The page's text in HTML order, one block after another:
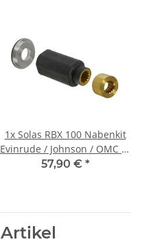
1x Solas RBX 100 Nabenkit
Evinrude / Johnson / OMC BJ
91-94 für 90-300 PS
57,90 € *